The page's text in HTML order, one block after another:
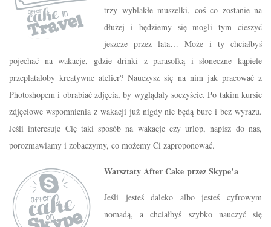
trzy wyblakłe muszelki, coś co zostanie na
dłużej i będziemy się mogli tym cieszyć
jeszcze przez lata… Może i ty chciałbyś
pojechać na wakacje, gdzie drinki z parasolką i słoneczne kąpiele
przeplatałoby kreatywne atelier? Nauczysz się na nim jak pracować z
Photoshopem i obrabiać zdjęcia, by wyglądały soczyście. Po takim kursie
zdjęciowe wspomnienia z wakacji już nigdy nie będą bure i bez wyrazu.
Jeśli interesuje Cię taki sposób na wakacje czy urlop, napisz do nas,
porozmawiamy i zobaczymy, co możemy Ci zaproponować.
Warsztaty After Cake przez Skype’a
Jeśli jesteś daleko albo jesteś cyfrowym
nomadą, a chciałbyś szybko nauczyć się